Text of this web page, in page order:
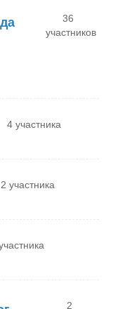
36
участников
4 участника
2 участника
2